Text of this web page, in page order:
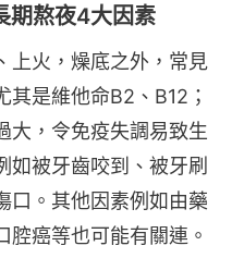
期熬夜4大因素
上火，燥底之外，常見
是維他命B2、B12；
大，令免疫失調易致生
如被牙齒咬到、被牙刷
口。其他因素例如由藥
癌等也可能有關連。